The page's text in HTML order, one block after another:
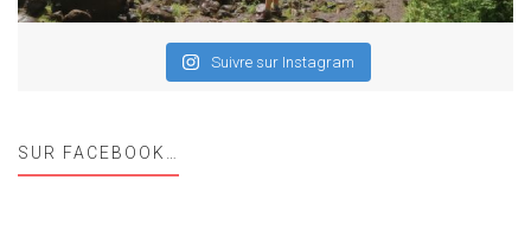
Suivre sur Instagram
SUR FACEBOOK…